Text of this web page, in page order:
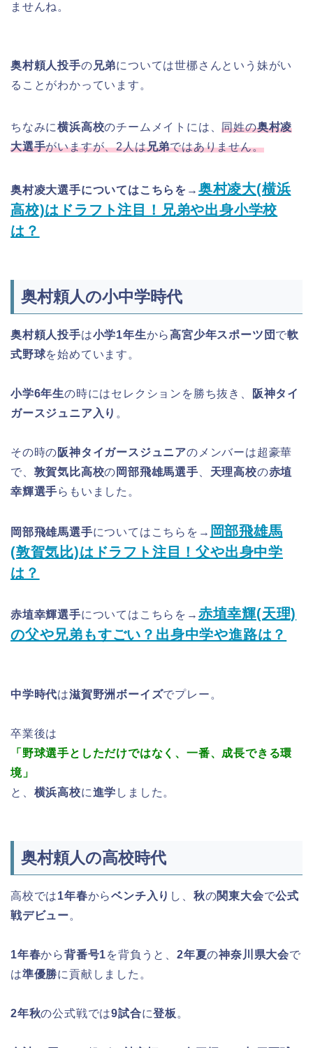
ませんね。
奥村頼人投手の 兄弟については世梛さんという妹がい
ることがわかっています。
ちなみに横浜高校のチームメイトには、同姓の奥村凌
大選手がいますが、2人は兄弟ではありません。
奥村凌大選手についてはこちらを→ 奥村凌大(横浜
高校)はドラフト注目！兄弟や出身小学校
は？
奥村頼人の小中学時代
奥村頼人投手は小学1年生から高宮少年スポーツ団 で軟
式野球を始めています。
小学6年生の時にはセレクションを勝ち抜き、
阪神タイ
ガースジュニア入り 。
その時の阪神タイガースジュニアのメンバーは超豪華
で、 敦賀気比高校の 岡部飛雄馬選手、 天理高校の赤埴
幸輝選手らもいました。
岡部飛雄馬選手についてはこちらを→ 岡部飛雄馬
(敦賀気比)はドラフト注目！父や出身中学
は？
赤埴幸輝選手についてはこちらを→ 赤埴幸輝(天理)
の父や兄弟もすごい？出身中学や進路は？
中学時代は滋賀野洲ボーイズでプレー。
卒業後は
「野球選手としただけではなく、一番、成長できる環
境」
と、 横浜高校に進学 しました。
奥村頼人の高校時代
高校では1年春からベンチ入り し、 秋の関東大会で公式
戦デビュー。
1年春から背番号1を背負うと、2年夏の神奈川県大会で
は準優勝に貢献しました。
2年秋の公式戦では9試合に登板 。